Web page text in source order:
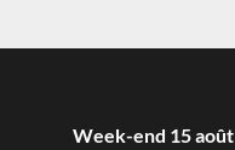
Week-end 15 août